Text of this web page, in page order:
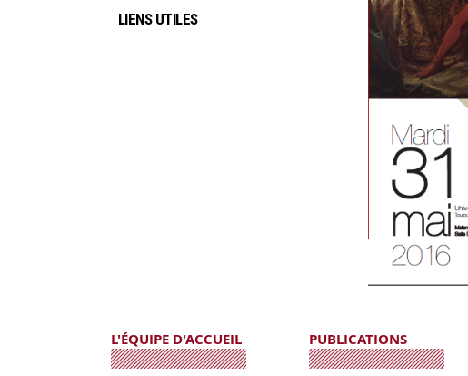
LIENS UTILES
L'ÉQUIPE D'ACCUEIL PUBLICATIONS